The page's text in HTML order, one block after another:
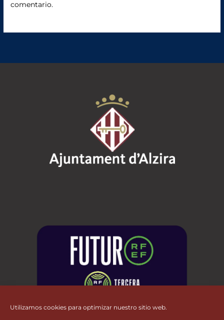
Utilizamos cookies para optimizar nuestro sitio web.
comentario.